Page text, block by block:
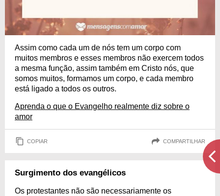
Assim como cada um de nós tem um corpo com
muitos membros e esses membros não exercem todos
a mesma função, assim também em Cristo nós, que
somos muitos, formamos um corpo, e cada membro
está ligado a todos os outros.
Aprenda o que o Evangelho realmente diz sobre o
amor
COPIAR COMPARTILHAR
Surgimento dos evangélicos
Os protestantes não são necessariamente os